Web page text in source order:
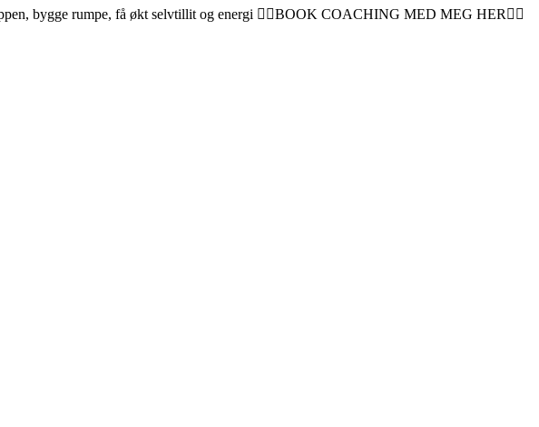
bygge rumpe, få økt selvtillit og energi 👇🏼BOOK COACHING MED MEG HER👇🏼